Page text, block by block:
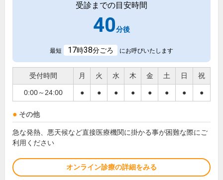
受診までの目安時間
40分後
最短 17時38分ごろ にお呼びいたします
受付時間 月 火 水 木 金 土 日 祝
0:00～24:00 ● ● ● ● ● ● ● ●
その他
急な発熱、悪天候など直接医療機関に掛かる事が困難な際にご
利用ください
オンライン診療の詳細をみる